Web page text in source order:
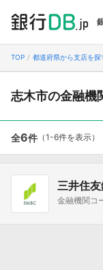
TOP 都道府県から支店を探
志木市の金融機
全6件 （1-6件を表示）
三井住
金融機関コ